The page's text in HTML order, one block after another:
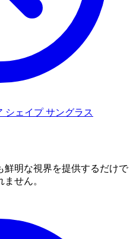
シェイプ サングラス
鮮明な視界を提供するだけで
せん。